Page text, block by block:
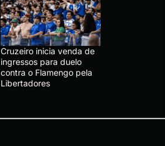
Cruzeiro inicia venda de
ingressos para duelo
contra o Flamengo pela
Libertadores